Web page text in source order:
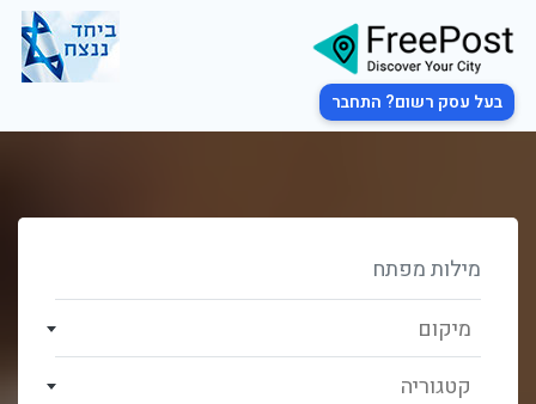
בעל עסק רשום? התחבר
מיקום
קטגוריה